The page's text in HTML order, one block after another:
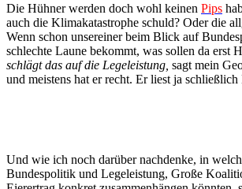
Die Hühner werden doch wohl keinen Pips
auch die Klimakatastrophe schuld? Oder die
Wenn schon unsereiner beim Blick auf
schlechte Laune bekommt, was sollen da erst
schlägt das auf die Legeleistung, sagt mein
und meistens hat er recht. Er liest ja
Und wie ich noch darüber nachdenke, in
Bundespolitik und Legeleistung, Große